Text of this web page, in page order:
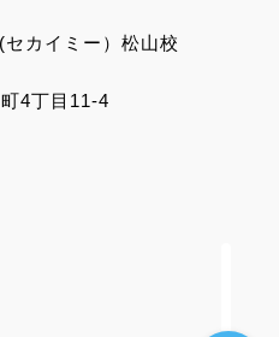
カイミー）松山校
4丁目11-4
のマンツーマン
お得に受講する